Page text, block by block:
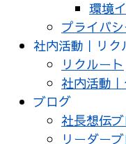
環境
プライバ
社内活動｜リク
リクルート
社内活動
ブログ
社長想伝
リーダー